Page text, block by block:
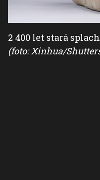
2 400 let stará
(foto: Xinhua/